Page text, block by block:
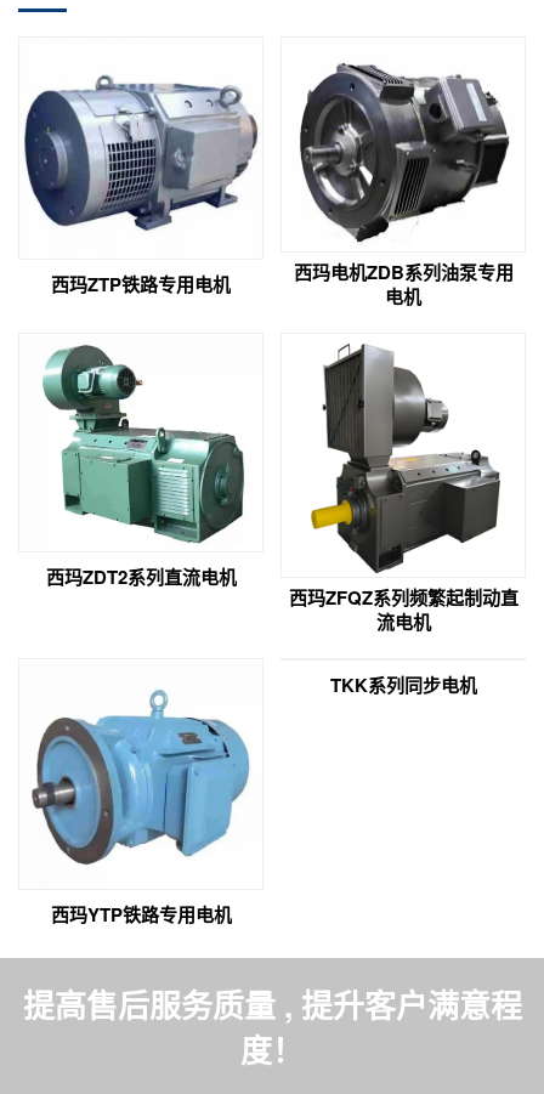
西玛ZTP铁路专用电机
西玛电机ZDB系列油泵专用
电机
西玛ZDT2系列直流电机
西玛ZFQZ系列频繁起制动直
流电机
西玛YTP铁路专用电机
TKK系列同步电机
提高售后服务质量 , 提升客户满意程
度！